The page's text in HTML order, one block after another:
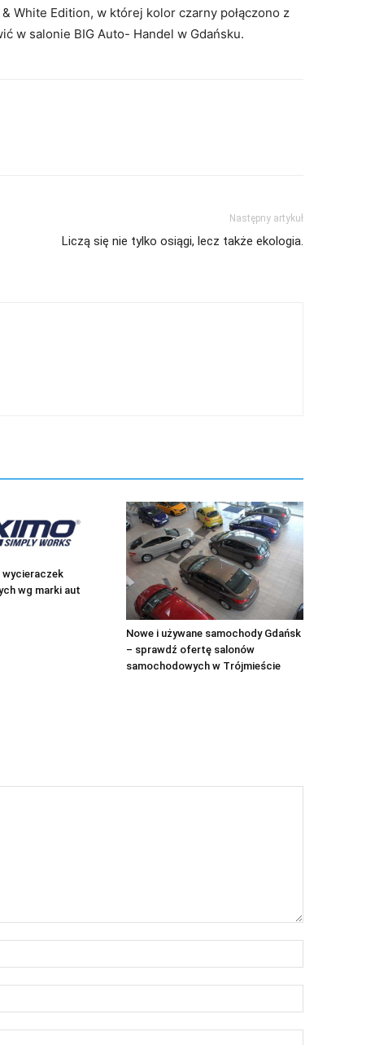
White Edition, w której kolor czarny połączono z
w salonie BIG Auto- Handel w Gdańsku.
Następny artykuł
Liczą się nie tylko osiągi, lecz także ekologia.
wycieraczek
wg marki aut
Nowe i używane samochody Gdańsk
– sprawdź ofertę salonów
samochodowych w Trójmieście